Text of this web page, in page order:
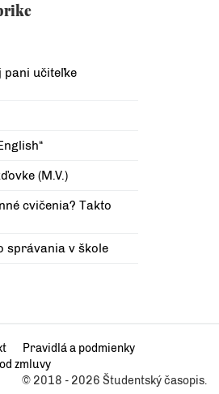
pani učiteľke
(M.V.)
cvičenia? Takto
správania v škole
Pravidlá a podmienky
zmluvy
© 2018 - 2026 Študentský časopis.